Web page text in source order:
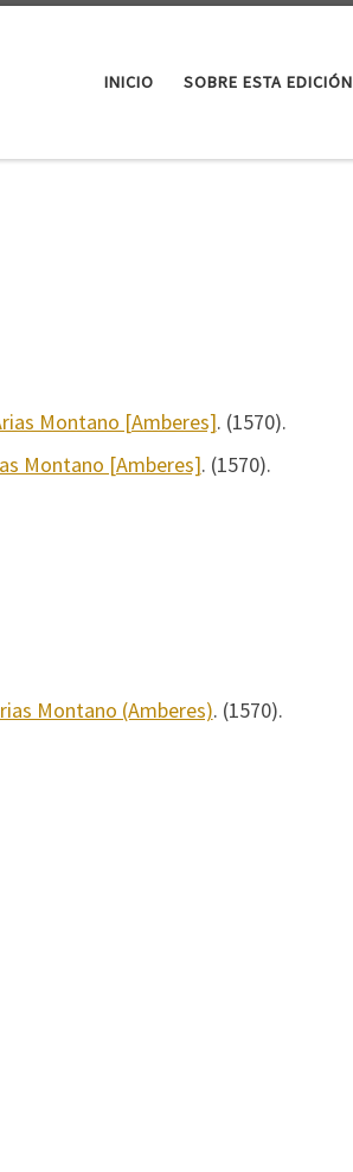
INICIO SOBRE ESTA EDICIÓN
Montano [Amberes]. (1570).
Montano [Amberes]. (1570).
Montano (Amberes). (1570).